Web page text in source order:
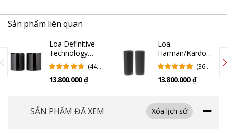
Sản phẩm liên quan
Loa Definitive
Technology
SR9040 (Chính
Hãng)
(44
Giá)
13.800.000 ₫
Loa
Harman/Kardon
Citation
Surround | Black
(Chính Hãng)
(36
Giá)
13.800.000 ₫
SẢN PHẨM ĐÃ XEM Xóa lịch sử